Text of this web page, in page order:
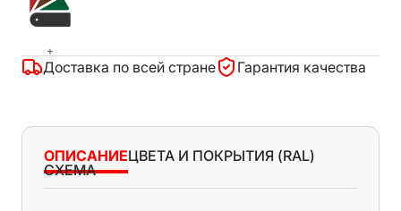
+
Доставка по всей стране Гарантия качества
ОПИСАНИЕЦВЕТА И ПОКРЫТИЯ (RAL)
СХЕМА